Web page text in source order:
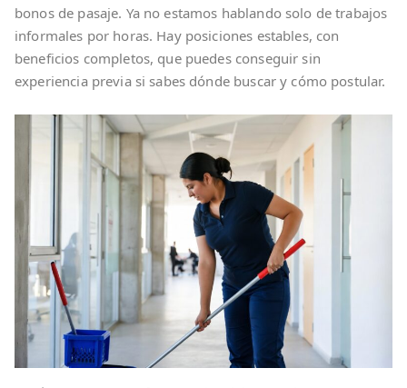
bonos de pasaje. Ya no estamos hablando solo de trabajos
informales por horas. Hay posiciones estables, con
beneficios completos, que puedes conseguir sin
experiencia previa si sabes dónde buscar y cómo postular.